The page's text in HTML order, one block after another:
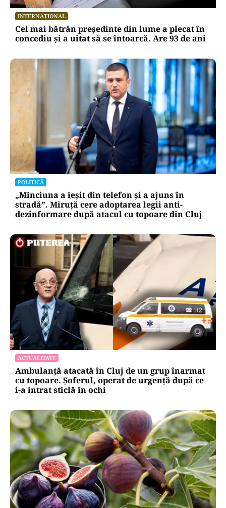
INTERNAȚIONAL
Cel mai bătrân președinte din lume a plecat în
concediu și a uitat să se întoarcă. Are 93 de ani
POLITICĂ
„Minciuna a ieșit din telefon și a ajuns în
stradă”. Miruță cere adoptarea legii anti-
dezinformare după atacul cu topoare din Cluj
ACTUALITATE
Ambulanță atacată în Cluj de un grup înarmat
cu topoare. Șoferul, operat de urgență după ce
i-a intrat sticlă în ochi